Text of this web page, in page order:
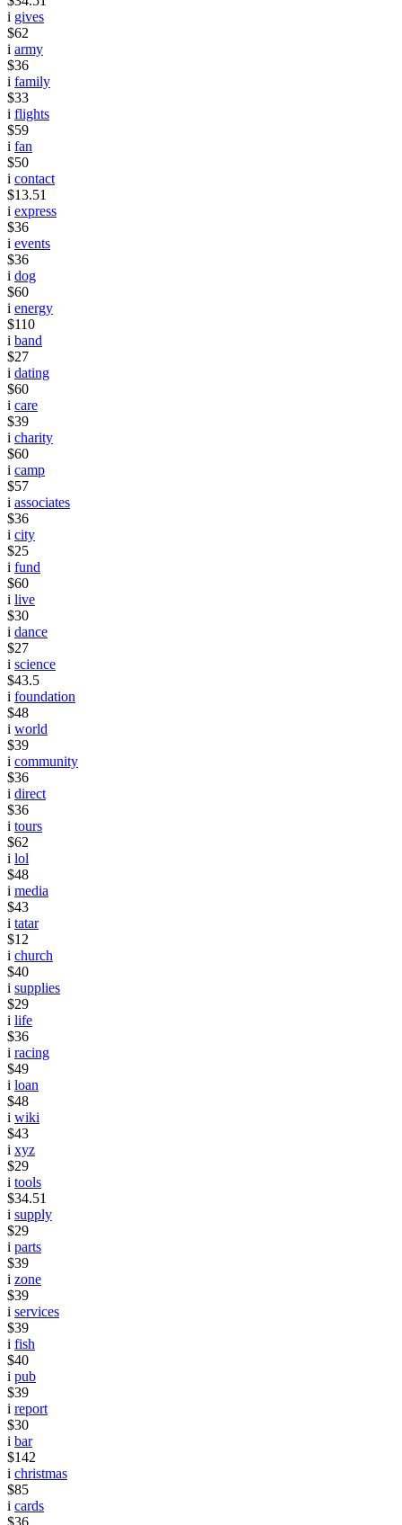
i gives
$62
i army
$36
i family
$33
i flights
$59
i fan
$50
i contact
$13.51
i express
$36
i events
$36
i dog
$60
i energy
$110
i band
$27
i dating
$60
i care
$39
i charity
$60
i camp
$57
i associates
$36
i city
$25
i fund
$60
i live
$30
i dance
$27
i science
$43.5
i foundation
$48
i world
$39
i community
$36
i direct
$36
i tours
$62
i lol
$48
i media
$43
i tatar
$12
i church
$40
i supplies
$29
i life
$36
i racing
$49
i loan
$48
i wiki
$43
i xyz
$29
i tools
$34.51
i supply
$29
i parts
$39
i zone
$39
i services
$39
i fish
$40
i pub
$39
i report
$30
i bar
$142
i christmas
$85
i cards